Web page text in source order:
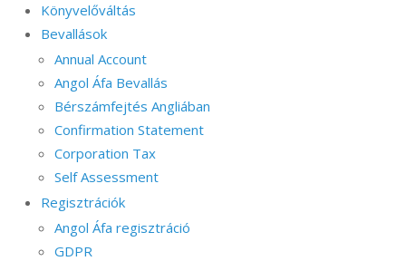
Könyvelőváltás
Bevallások
Annual Account
Angol Áfa Bevallás
Bérszámfejtés Angliában
Confirmation Statement
Corporation Tax
Self Assessment
Regisztrációk
Angol Áfa regisztráció
GDPR